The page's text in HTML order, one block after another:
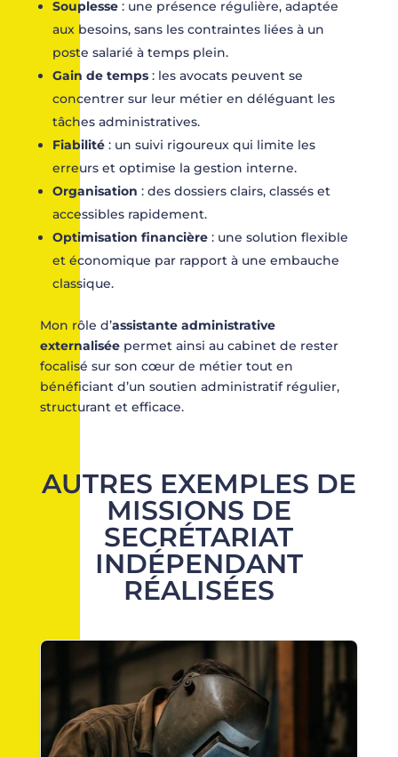
Souplesse: une présence régulière, adaptée
aux besoins, sans les contraintes liées à un
poste salarié à temps plein.
Gain de temps: les avocats peuvent se
concentrer sur leur métier en déléguant les
tâches administratives.
Fiabilité: un suivi rigoureux qui limite les
erreurs et optimise la gestion interne.
Organisation : des dossiers clairs, classés et
accessibles rapidement.
Optimisation financière: une solution flexible
et économique par rapport à une embauche
classique.
Mon rôle d’assistante administrative
externaliséepermet ainsi au cabinet de rester
focalisé sur son cœur de métier tout en
bénéficiant d’un soutien administratif régulier,
structurant et efficace.
AUTRES EXEMPLES DE
MISSIONS DE
SECRÉTARIAT
INDÉPENDANT
RÉALISÉES